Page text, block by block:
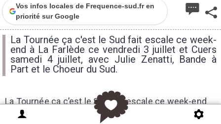
Vos infos locales de Frequence-sud.fr en
priorité sur Google
La Tournée ça c'est le Sud fait escale ce week-
end à La Farlède ce vendredi 3 juillet et Cuers
samedi 4 juillet, avec Julie Zenatti, Bande à
Part et le Choeur du Sud.
La Tournée ça c’est le Sud fait escale ce week-end
dans le Var, avec deux rendez-vous gratuits à